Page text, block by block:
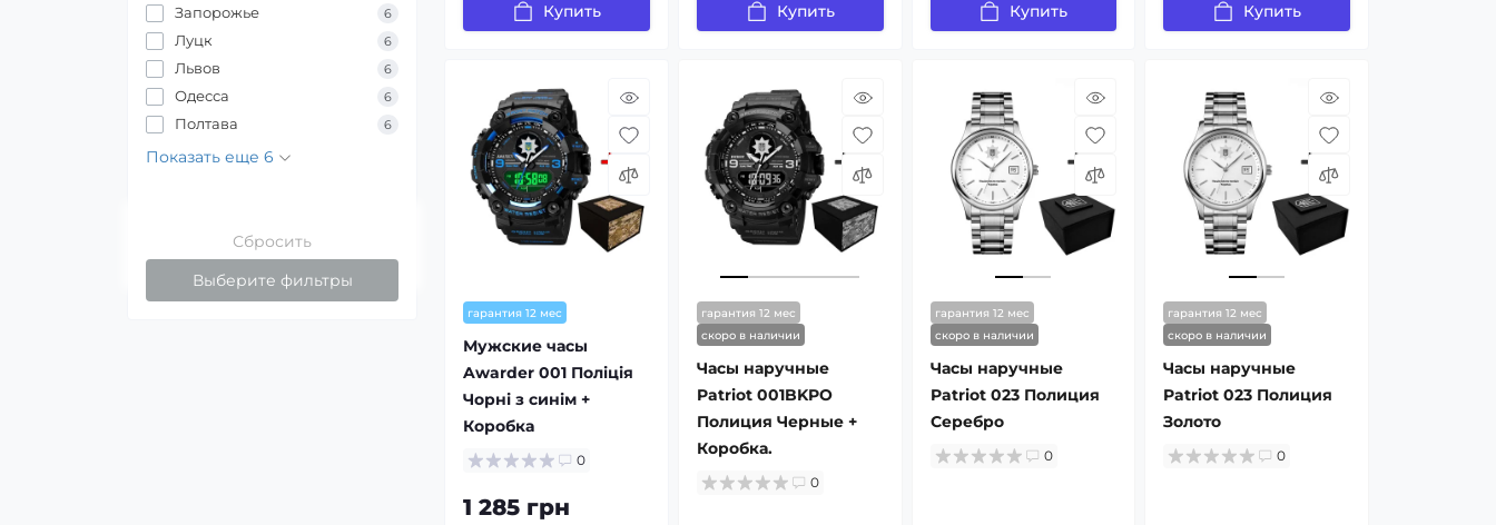
Запорожье 6
Луцк 6
Львов 6
Одесса 6
Полтава 6
Показать еще 6
Сбросить
Выберите фильтры
Купить Купить Купить Купить
гарантия 12 мес
Мужские часы
Awarder 001 Поліція
Чорні з синім +
Коробка
0
1 285 грн
гарантия 12 мес
скоро в наличии
Часы наручные
Patriot 001BKPO
Полиция Черные +
Коробка.
0
гарантия 12 мес
скоро в наличии
Часы наручные
Patriot 023 Полиция
Серебро
0
гарантия 12 мес
скоро в наличии
Часы наручные
Patriot 023 Полиция
Золото
0